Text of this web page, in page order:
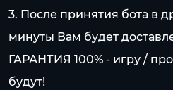
3. После принятия бота в
минуты Вам будет
ГАРАНТИЯ 100% - игру /
будут!